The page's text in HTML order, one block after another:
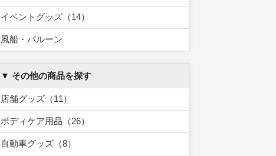
イベントグッズ（14）
風船・バルーン
▼ その他の商品を探す
店舗グッズ（11）
ボディケア用品（26）
自動車グッズ（8）